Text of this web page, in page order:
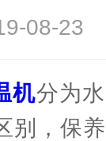
08-
机分为
别，保